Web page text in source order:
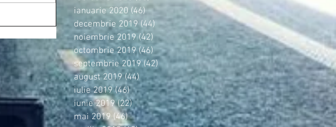
ianuarie 2020 (46)46 postări
decembrie 2019 (44) 44 postări
noiembrie 2019 (42) 42 postări
octombrie 2019 (46)46 postări
septembrie 2019 (42)42 postări
august 2019 (44) 44 postări
iulie 2019 (46)46 postări
iunie 2019 (22)22 postări
mai 2019 (46)46 postări